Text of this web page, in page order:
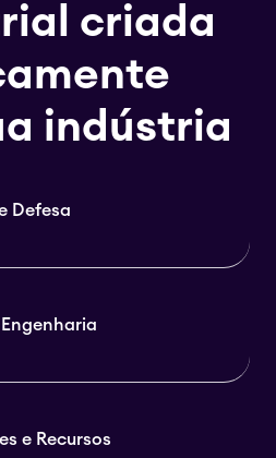
criada
indústria
Defesa
e Recursos